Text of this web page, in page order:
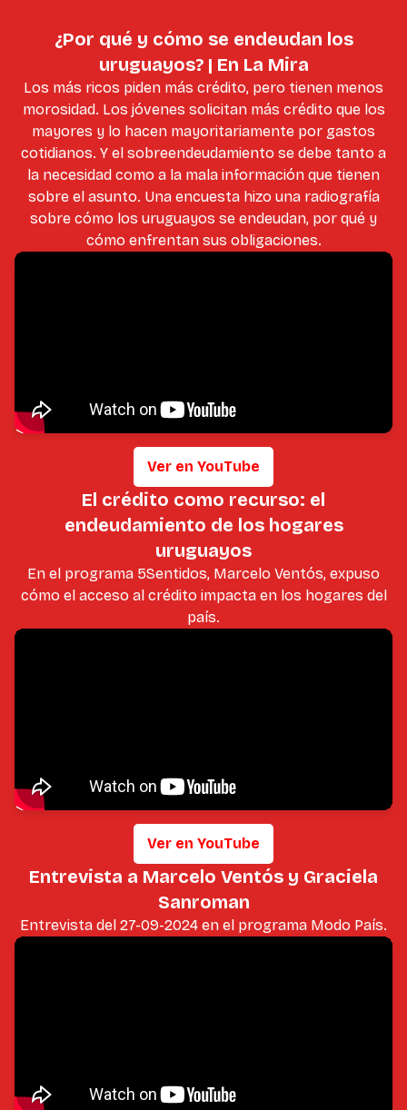
¿Por qué y cómo se endeudan los
uruguayos? | En La Mira
Los más ricos piden más crédito, pero tienen menos
morosidad. Los jóvenes solicitan más crédito que los
mayores y lo hacen mayoritariamente por gastos
cotidianos. Y el sobreendeudamiento se debe tanto a
la necesidad como a la mala información que tienen
sobre el asunto. Una encuesta hizo una radiografía
sobre cómo los uruguayos se endeudan, por qué y
cómo enfrentan sus obligaciones.
Ver en YouTube
El crédito como recurso: el
endeudamiento de los hogares
uruguayos
En el programa 5Sentidos, Marcelo Ventós, expuso
cómo el acceso al crédito impacta en los hogares del
país.
Ver en YouTube
Entrevista a Marcelo Ventós y Graciela
Sanroman
Entrevista del 27-09-2024 en el programa Modo País.